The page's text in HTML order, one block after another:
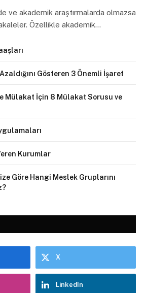
ve akademik araştırmalarda olmazsa
Özellikle akademik…
Gösteren 3 Önemli İşaret
Mülakat İçin 8 Mülakat Sorusu ve
Kurumlar
Göre Hangi Meslek Gruplarını
X
LinkedIn